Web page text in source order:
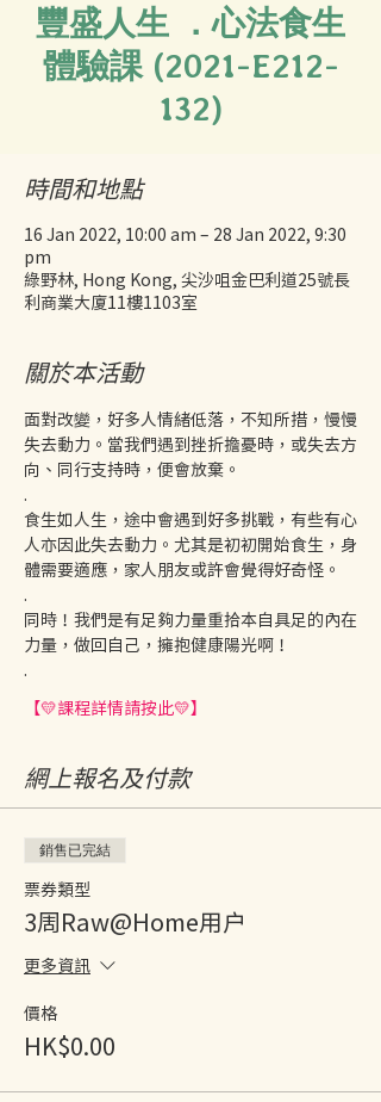
豐盛人生 ．心法食生
體驗課 (2021-E212-
132)
時間和地點
16 Jan 2022, 10:00 am – 28 Jan 2022, 9:30
pm
綠野林, Hong Kong, 尖沙咀金巴利道25號長
利商業大廈11樓1103室
關於本活動
面對改變，好多人情緒低落，不知所措，慢慢
失去動力。當我們遇到挫折擔憂時，或失去方
向、同行支持時，便會放棄。
.
食生如人生，途中會遇到好多挑戰，有些有心
人亦因此失去動力。尤其是初初開始食生，身
體需要適應，家人朋友或許會覺得好奇怪。
.
同時！我們是有足夠力量重拾本自具足的內在
力量，做回自己，擁抱健康陽光啊！
.
【💛課程詳情請按此💛】
網上報名及付款
銷售已完結
票券類型
3周Raw@Home用户
更多資訊
價格
HK$0.00